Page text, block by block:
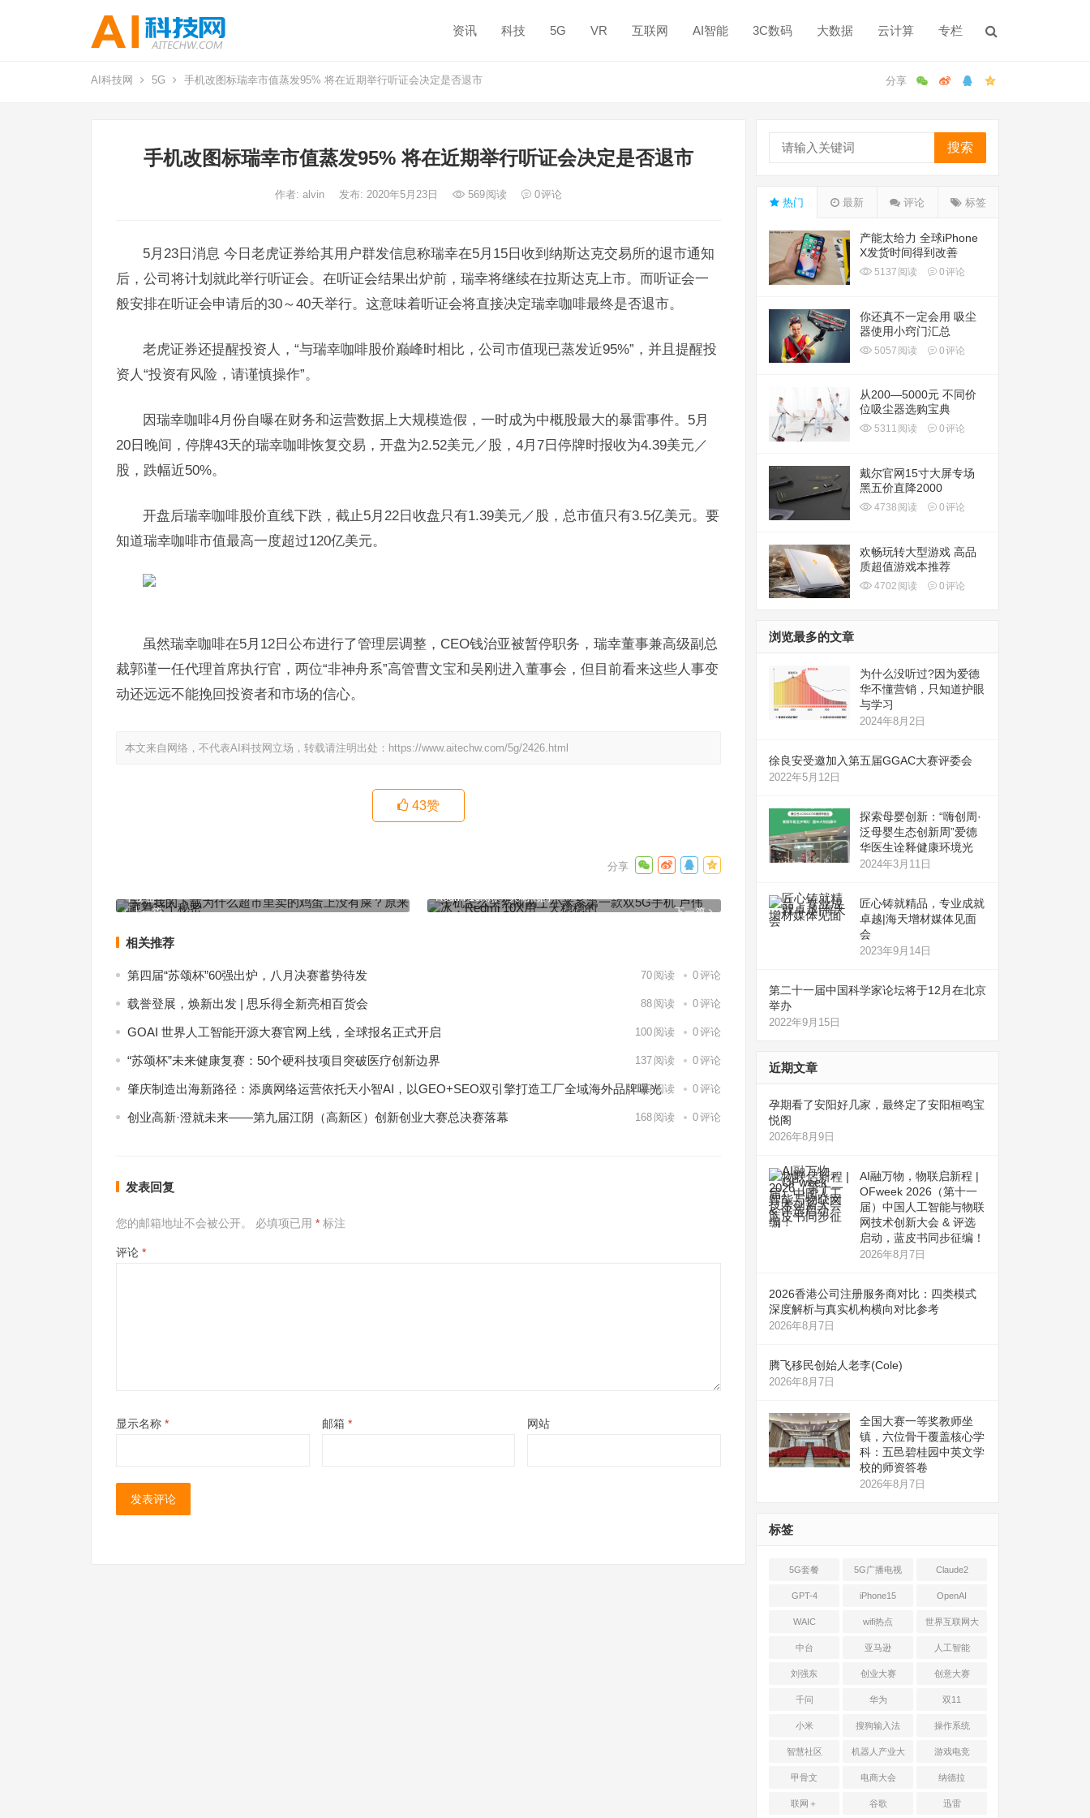
资讯 科技 5G VR 互联网 AI智能 3C数码 大数据 云计算 专栏
AI科技网 5G 手机改图标瑞幸市值蒸发95% 将在近期举行听证会决定是否退市
手机改图标瑞幸市值蒸发95% 将在近期举行听证会决定是否退市
作者: alvin 发布: 2020年5月23日 569阅读 0评论
5月23日消息 今日老虎证券给其用户群发信息称瑞幸在5月15日收到纳斯达克交易所的退市通知
后，公司将计划就此举行听证会。在听证会结果出炉前，瑞幸将继续在拉斯达克上市。而听证会一
般安排在听证会申请后的30～40天举行。这意味着听证会将直接决定瑞幸咖啡最终是否退市。
老虎证券还提醒投资人，“与瑞幸咖啡股价巅峰时相比，公司市值现已蒸发近95%”，并且提醒投
资人“投资有风险，请谨慎操作”。
因瑞幸咖啡4月份自曝在财务和运营数据上大规模造假，一时成为中概股最大的暴雷事件。5月
20日晚间，停牌43天的瑞幸咖啡恢复交易，开盘为2.52美元／股，4月7日停牌时报收为4.39美元／
股，跌幅近50%。
开盘后瑞幸咖啡股价直线下跌，截止5月22日收盘只有1.39美元／股，总市值只有3.5亿美元。要
知道瑞幸咖啡市值最高一度超过120亿美元。
虽然瑞幸咖啡在5月12日公布进行了管理层调整，CEO钱治亚被暂停职务，瑞幸董事兼高级副总
裁郭谨一任代理首席执行官，两位“非神舟系”高管曹文宝和吴刚进入董事会，但目前看来这些人事变
动还远远不能挽回投资者和市场的信心。
本文来自网络，不代表AI科技网立场，转载请注明出处： https://www.aitechw.com/5g/2426.html
43赞
上一篇
个秘密
下一篇
Redmi 10X用一天稳稳的
相关推荐
第四届“苏颂杯”60强出炉，八月决赛蓄势待发 70 阅读 0评论
载誉登展，焕新出发 | 思乐得全新亮相百货会 88 阅读 0评论
GOAI 世界人工智能开源大赛官网上线，全球报名正式开启 100 阅读 0评论
“苏颂杯”未来健康复赛：50个硬科技项目突破医疗创新边界 137 阅读 0评论
肇庆制造出海新路径：添廣网络运营依托天小智AI，以GEO+SEO双引擎打造工厂全域海外品牌曝光
149阅读 0评论
创业高新·澄就未来——第九届江阴（高新区）创新创业大赛总决赛落幕 168 阅读 0评论
发表回复
您的邮箱地址不会被公开。 必填项已用 * 标注
评论 *
显示名称 * 邮箱 * 网站
搜索
热门 最新 评论 标签
产能太给力 全球iPhone
X发货时间得到改善
5137 阅读 0评论
你还真不一定会用 吸尘
器使用小窍门汇总
5057 阅读 0评论
从200—5000元 不同价
位吸尘器选购宝典
5311 阅读 0评论
戴尔官网15寸大屏专场
黑五价直降2000
4738 阅读 0评论
欢畅玩转大型游戏 高品
质超值游戏本推荐
4702 阅读 0评论
浏览最多的文章
为什么没听过?因为爱德
华不懂营销，只知道护眼
与学习
2024年8月2日
徐良安受邀加入第五届GGAC大赛评委会
2022年5月12日
探索母婴创新：“嗨创周·
泛母婴生态创新周”爱德
华医生诠释健康环境光
2024年3月11日
匠心铸就精品，专业成就
卓越|海天增材媒体见面
会
2023年9月14日
第二十一届中国科学家论坛将于12月在北京
举办
2022年9月15日
近期文章
孕期看了安阳好几家，最终定了安阳桓鸣宝
悦阁
2026年8月9日
AI融万物，物联启新程 |
OFweek 2026（第十一
届）中国人工智能与物联
网技术创新大会 & 评选
启动，蓝皮书同步征编！
2026年8月7日
2026香港公司注册服务商对比：四类模式
深度解析与真实机构横向对比参考
2026年8月7日
腾飞移民创始人老李(Cole)
2026年8月7日
全国大赛一等奖教师坐
镇，六位骨干覆盖核心学
科：五邑碧桂园中英文学
校的师资答卷
2026年8月7日
标签
5G套餐 5G广播电视 Claude2
GPT-4 iPhone15 OpenAI
WAIC wifi热点 世界互联网大
会
中台 亚马逊 人工智能
刘强东 创业大赛 创意大赛
千问 华为 双11
小米 搜狗输入法 操作系统
智慧社区 机器人产业大
会
游戏电竞
甲骨文 电商大会 纳德拉
联网＋ 谷歌 迅雷